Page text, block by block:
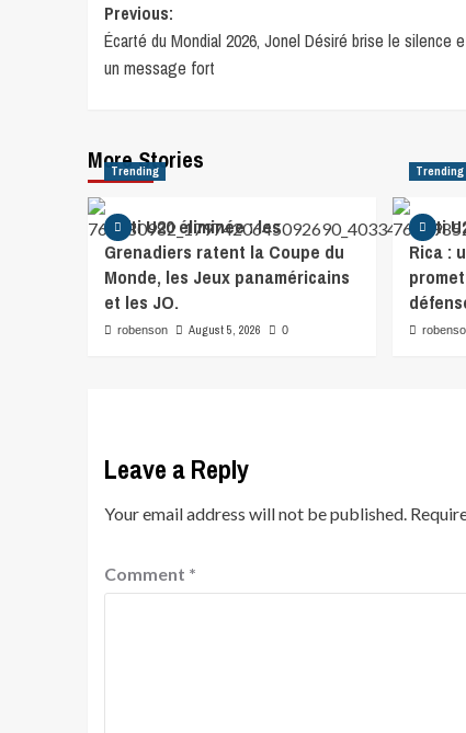
Previous:
Écarté du Mondial 2026, Jonel Désiré brise le silence
un message fort
More Stories
Trending
Haïti U20 éliminée : les
Grenadiers ratent la Coupe du
Monde, les Jeux panaméricains
et les JO.
robenson August 5, 2026 0
Trending
Haïti
Rica :
Leave a Reply
Your email address will not be published.
Comment *